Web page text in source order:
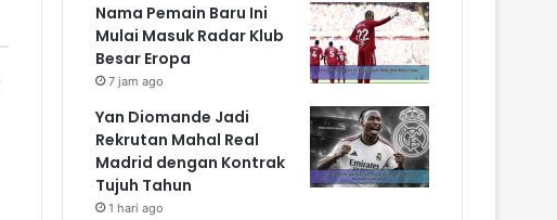
Nama Pemain Baru Ini
Mulai Masuk Radar Klub
Besar Eropa
7 jam ago
Yan Diomande Jadi
Rekrutan Mahal Real
Madrid dengan Kontrak
Tujuh Tahun
1 hari ago